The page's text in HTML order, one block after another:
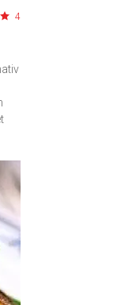
4